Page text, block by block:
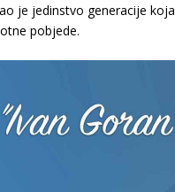
je jedinstvo generacije
pobjede.